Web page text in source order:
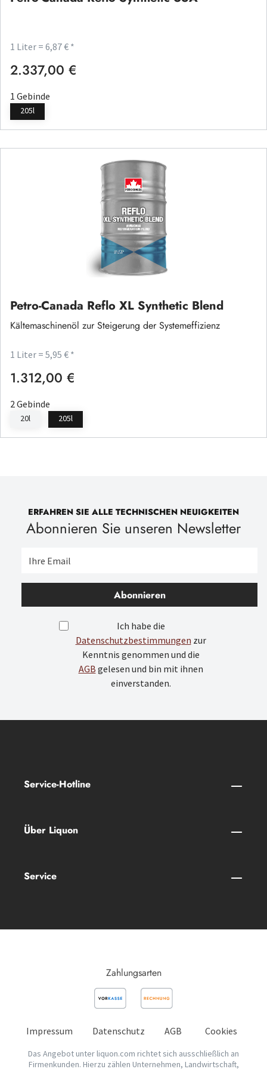
1 Liter = 6,87 € *
Regulärer Preis:
2.337,00 €
1 Gebinde
205l
Petro-Canada Reflo XL Synthetic Blend
Kältemaschinenöl zur Steigerung der Systemeffizienz
1 Liter = 5,95 € *
Regulärer Preis:
1.312,00 €
2 Gebinde
20l 205l
ERFAHREN SIE ALLE TECHNISCHEN NEUIGKEITEN
Abonnieren Sie unseren Newsletter
Abonnieren
Ich habe die
Datenschutzbestimmungen zur
Kenntnis genommen und die
AGB gelesen und bin mit ihnen
einverstanden.
Service-Hotline
Über Liquon
Service
Zahlungsarten
Impressum Datenschutz AGB Cookies
Das Angebot unter liquon.com richtet sich ausschließlich an
Firmenkunden. Hierzu zählen Unternehmen, Landwirtschaft,